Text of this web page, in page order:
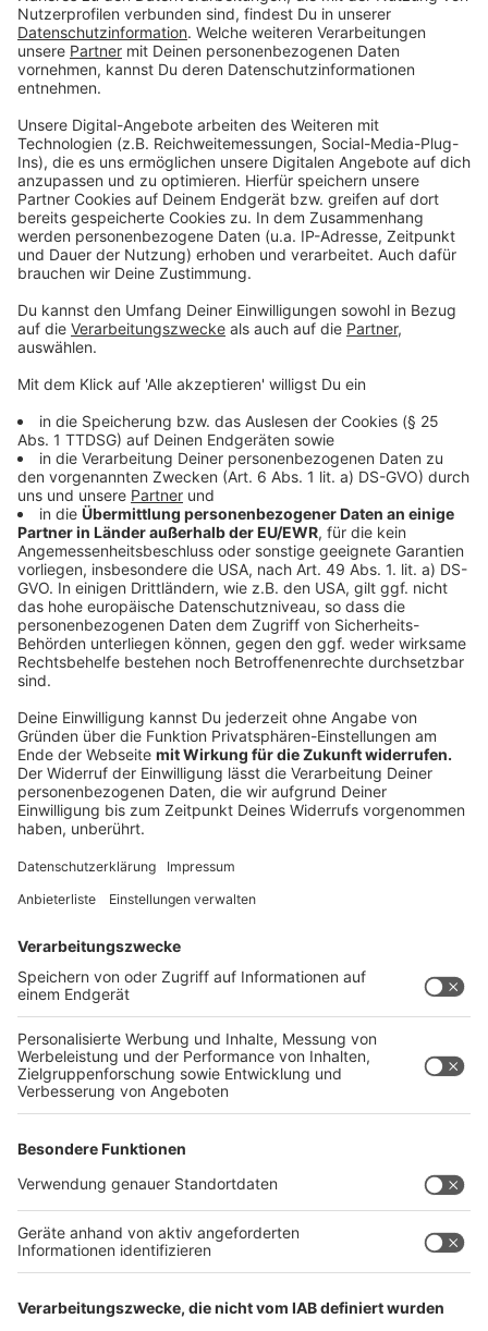
Einsatzzeiten. Seit 2015 nimmt sie sich jeden
Dienstagvormittag frei vom Hof, den mittlerweile ihre
Kinder bewirtschaften und fährt zwei Schichten.
Immer zwischen dem Coesfelder Bahnhof, durch das
Hohe Feld und den Stadtbusch bis nach Goxel, zurück
durch die Innenstadt, dann über Maria Frieden nach
Lette und bis in den Sanden. Der an Wochentagen
zuverlässig pendelnde Bürgerbus erschließt
Wohngebiete, die vorher nicht vom ÖPNV erschlossen
worden waren und ermöglicht so besonders
Menschen, die in ihrer Mobilität eingeschränkt sind, die
Teilhabe: den Besuch beim Edeka in Lette, den Gang
über den Wochenmarkt oder den Termin beim Arzt. Sie
hilft beim Ein- und Aussteigen, verstaut Rollatoren und
hört zu, wenn ein Fahrgast etwas auf dem Herzen hat.
gut nachgefragt. Wer einsteigt, spart sich Spritkosten,
Fahrdienste und zudem die lästige Parkplatzsuche.
Besondere Freude hat Brigitte Sieverding am
persönlichen Kontakt mit den Fahrgästen: „Hier steigt
niemand aus ohne das kleine Wörtchen „Danke!“
Anzeige
Anzeige
Und schließlich freut sich noch Corinna Spork (Bild
oben) über einen Ehrenamtspreis. Sie leitet seit 2016
gemeinsam mit einem engagierten Team junger Leute
das Ferienlager St. Lamberti. 50 Kinder erleben hier
zwei Wochen lang abwechslungsreiche
Sommerferientage im Sauerland. Viele von ihnen
fahren immer wieder gerne mit oder kehren nach ein
Lagerteam. Das Team aufzubauen und fit zu machen,
ist eine der besonderen Aufgaben von Corinna Spork
und beginnt lange vor dem Abfahrtstag. Denn die
und die Hürden werden immer höher. Ao gehört zu ihrer
ehrenamtlichen Arbeit auch dazu, dass sich Corinna
Spork zusätzlich hat fortbilden lassen, damit sie
Gemeinschaft innerhalb des Betreuerteams,
besonders mit ihrer Co-Leiterin Pia Völker, die
Stimmung beim Ferienlager und die Freude und
Dankbarkeit der Kinder und ihrer Familien, das gibt
Corinna Spork Bestätigung für die monatelange
Ferienlager einsetzt.